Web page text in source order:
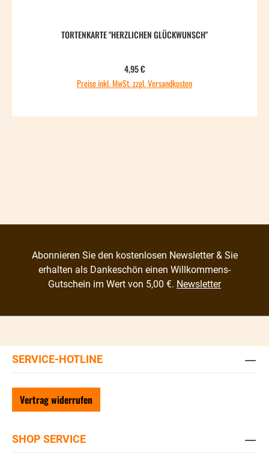
TORTENKARTE "HERZLICHEN GLÜCKWUNSCH"
Regulärer Preis:
4,95 €
Preise inkl. MwSt. zzgl. Versandkosten
Abonnieren Sie den kostenlosen Newsletter & Sie
erhalten als Dankeschön einen Willkommens-
Gutschein im Wert von 5,00 €. Newsletter
SERVICE-HOTLINE
Vertrag widerrufen
SHOP SERVICE